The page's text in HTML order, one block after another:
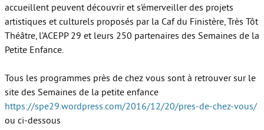
accueillent peuvent découvrir et s’émerveiller des projets
artistiques et culturels proposés par la Caf du Finistère, Très Tôt
Théâtre, l’ACEPP 29 et leurs 250 partenaires des Semaines de la
Petite Enfance.
Tous les programmes près de chez vous sont à retrouver sur le
site des Semaines de la petite enfance
https://spe29.wordpress.com/2016/12/20/pres-de-chez-vous/
ou ci-dessous